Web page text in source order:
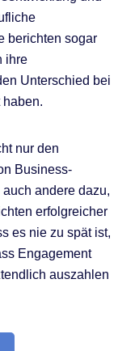
berichten sogar
ihre
Unterschied bei
nur den
Business-
andere dazu,
erfolgreicher
es nie zu spät ist,
Engagement
auszahlen